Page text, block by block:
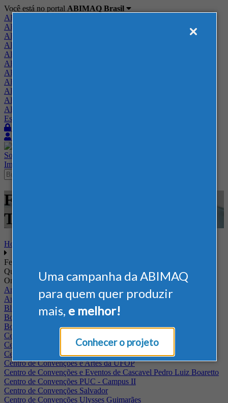
Uma campanha da ABIMAQ
para quem quer produzir
mais, e melhor!
Conhecer o projeto
Você está no portal ABIMAQ Brasil
ABIMAQ Brasil
ABIMAQ Minas Gerais
ABIMAQ Norte-Nordeste
ABIMAQ Paraná
ABIMAQ Piracicaba
ABIMAQ Ribeirão Preto
ABIMAQ Rio de Janeiro
ABIMAQ Rio Grande do Sul
ABIMAQ Santa Catarina
ABIMAQ São Paulo
ABIMAQ Vale do Paraíba
Escritório de Relações Governamentais
Sobre
Imprensa
Feiras - Messe Frankfurt -
Têxtil
Home
Feiras
Quando
Onde
Arena Jaguariuna
Auditório Albano Franco - FIEPA
Blumenau - SC
BolognaFiere
Boulevard Olimpico - RJ
Centro Internacional de Convenções do Brasil, em Brasília
Centro de Convenções - SE
Centro de Convenções de Pernambuco - PE
Centro de Convenções e Artes da UFOP
Centro de Convenções e Eventos de Cascavel Pedro Luiz Boaretto
Centro de Convenções PUC - Campus II
Centro de Convenções Salvador
Centro de Convenções Ulysses Guimarães